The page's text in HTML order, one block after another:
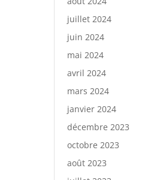
juillet 2024
juin 2024
mai 2024
avril 2024
mars 2024
janvier 2024
décembre 2023
octobre 2023
août 2023